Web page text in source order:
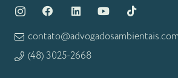
(48) 3025-2668